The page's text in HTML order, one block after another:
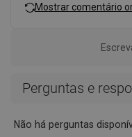
Mostrar comentário
Perguntas e
Não há perguntas